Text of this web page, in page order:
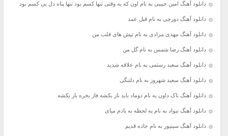
دانلود آهنگ امین حبیبی به نام اون که یه وقتی تنها کسم بود تنها پناه دل بی کسم بود
دانلود آهنگ دورچی به نام قبل عمد
دانلود آهنگ مهدی مرادی به نام تپش های قلب من
دانلود آهنگ رضا شمس به نام گل من
دانلود آهنگ سعید رستمی به نام علاقه شدید
دانلود آهنگ سعید شهروز به نام دلتنگی
دانلود آهنگ تاک داون به نام دوماد باید ناز بکشه فاز بخره باز بکشه
دانلود آهنگ نیواد به نام یه لحظه به یادم میای
دانلود آهنگ سینیور به نام جاده قدیم